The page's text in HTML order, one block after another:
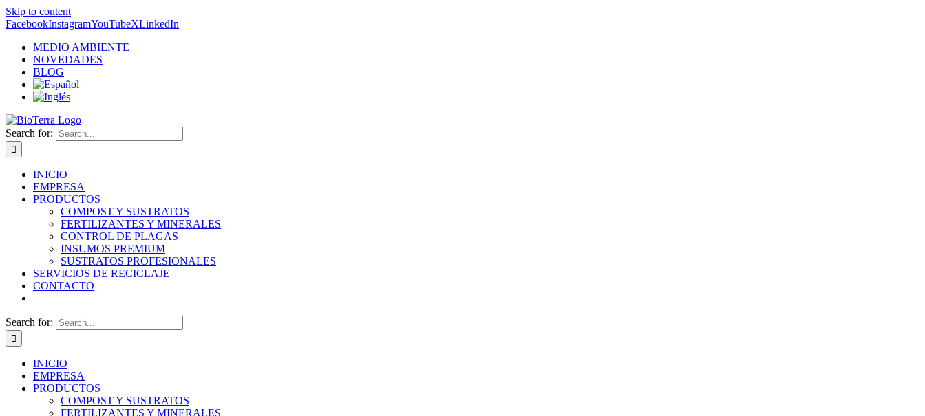
Skip to content
FacebookInstagramYouTubeXLinkedIn
MEDIO AMBIENTE
NOVEDADES
BLOG
Search for:
INICIO
EMPRESA
PRODUCTOS
COMPOST Y SUSTRATOS
FERTILIZANTES Y MINERALES
CONTROL DE PLAGAS
INSUMOS PREMIUM
SUSTRATOS PROFESIONALES
SERVICIOS DE RECICLAJE
CONTACTO
Search for:
INICIO
EMPRESA
PRODUCTOS
COMPOST Y SUSTRATOS
FERTILIZANTES Y MINERALES